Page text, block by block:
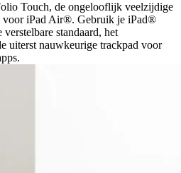
Touch, de ongelooflijk veelzijdige
voor iPad Air®. Gebruik je iPad®
standaard, het
uiterst nauwkeurige trackpad voor